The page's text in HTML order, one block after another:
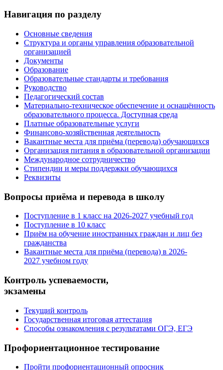
Навигация по разделу
Основные сведения
Структура и органы управления образовательной
организацией
Документы
Образование
Образовательные стандарты и требования
Руководство
Педагогический состав
Материально-техническое обеспечение и оснащённость
образовательного процесса. Доступная среда
Платные образовательные услуги
Финансово-хозяйственная деятельность
Вакантные места для приёма (перевода) обучающихся
Организация питания в образовательной организации
Международное сотрудничество
Стипендии и меры поддержки обучающихся
Реквизиты
Вопросы приёма и перевода в школу
Поступление в 1 класс на 2026-2027 учебный год
Поступление в 10 класс
Приём на обучение иностранных граждан и лиц без
гражданства
Вакантные места для приёма (перевода) в 2026-
2027 учебном году
Контроль успеваемости,
экзамены
Текущий контроль
Государственная итоговая аттестация
Способы ознакомления с результатами ОГЭ, ЕГЭ
Профориентационное тестирование
Пройти профориентационный опросник